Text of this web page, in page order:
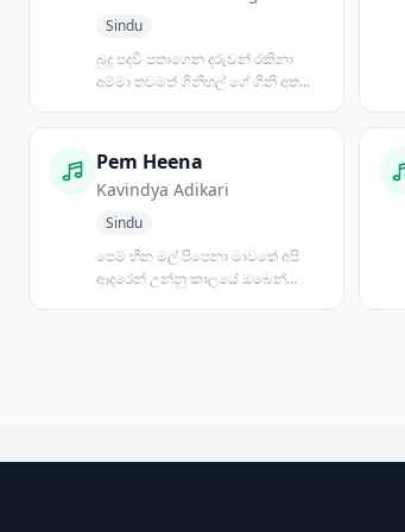
Sindu
බුදු පදවි පතාගෙන දරුවන් රකිනා
අම්මා තවමත් ගිනිහල් ගේ ගිනි අතරේ
Pem Heena
Kavindya Adikari
Sindu
පෙම් හීන මල් පිපෙනා මාවතේ අපි
ආදරෙන් උන්නු කාලයේ ඔබෙන්